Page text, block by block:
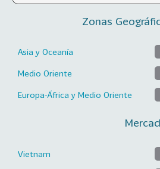
Zonas
Asia y Oceanía
Medio Oriente
Europa-África y Medio Oriente
Vietnam